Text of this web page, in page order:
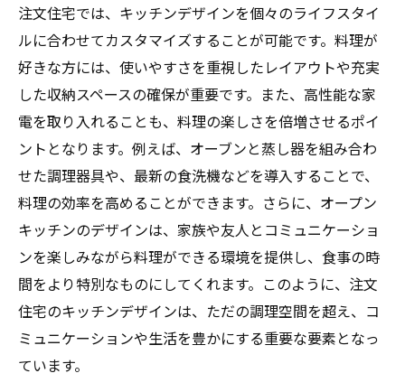
注文住宅では、キッチンデザインを個々のライフスタイ
ルに合わせてカスタマイズすることが可能です。料理が
好きな方には、使いやすさを重視したレイアウトや充実
した収納スペースの確保が重要です。また、高性能な家
電を取り入れることも、料理の楽しさを倍増させるポイ
ントとなります。例えば、オーブンと蒸し器を組み合わ
せた調理器具や、最新の食洗機などを導入することで、
料理の効率を高めることができます。さらに、オープン
キッチンのデザインは、家族や友人とコミュニケーショ
ンを楽しみながら料理ができる環境を提供し、食事の時
間をより特別なものにしてくれます。このように、注文
住宅のキッチンデザインは、ただの調理空間を超え、コ
ミュニケーションや生活を豊かにする重要な要素となっ
ています。